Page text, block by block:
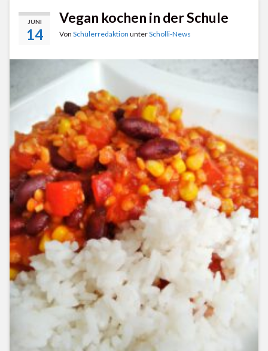
JUNI
14
Vegan kochen in der Schule
Von Schülerredaktion unterScholli-News